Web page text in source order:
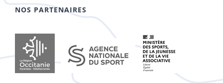
NOS PARTENAIRES